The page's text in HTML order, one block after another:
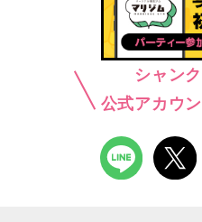
シャン
公式アカウ